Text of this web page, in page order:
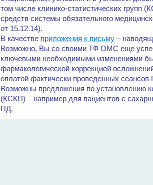
том числе клинико-статистических групп
средств системы обязательного
от 15.12.14).
В качестве приложения к письму–
Возможно, Вы со своими ТФ ОМС еще
ключевыми необходимыми изменениями
фармакологической коррекцией
оплатой фактически проведенных
Возможны предложения по установлению
(КСКП) – например для пациентов с
ПД.